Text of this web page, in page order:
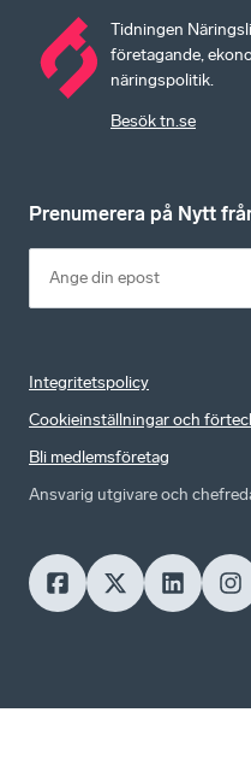
Tidningen
företagande,
näringspolitik.
Besök tn.se
Prenumerera på Nytt
Integritetspolicy
Cookieinställningar och
Bli medlemsföretag
Ansvarig utgivare och